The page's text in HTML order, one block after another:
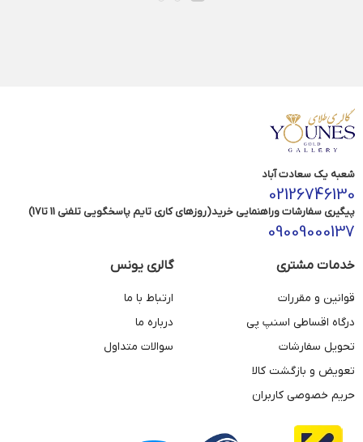
شعبه یک سعادت آباد
02126746130
پیگیری سفارشات وراهنمایی خرید(روزهای کاری تایم پاسخگویی تلفنی 11 تا17)
09009000137
خدمات مشتری
قوانین و مقررات
درگاه اقساطی اسنپ پی
تحویل سفارشات
تعویض و بازگشت کالا
حریم خصوصی کاربران
گالری یونس
ارتباط با ما
درباره ما
سوالات متداول